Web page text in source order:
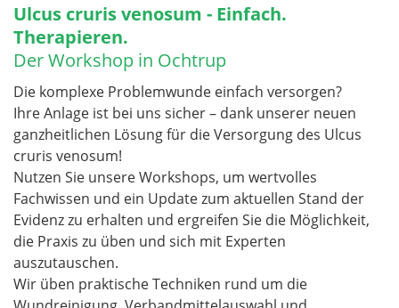
Ulcus cruris venosum - Einfach.
Therapieren.
Der Workshop in Ochtrup
Die komplexe Problemwunde einfach versorgen?
Ihre Anlage ist bei uns sicher – dank unserer neuen
ganzheitlichen Lösung für die Versorgung des Ulcus
cruris venosum!
Nutzen Sie unsere Workshops, um wertvolles
Fachwissen und ein Update zum aktuellen Stand der
Evidenz zu erhalten und ergreifen Sie die Möglichkeit,
die Praxis zu üben und sich mit Experten
auszutauschen.
Wir üben praktische Techniken rund um die